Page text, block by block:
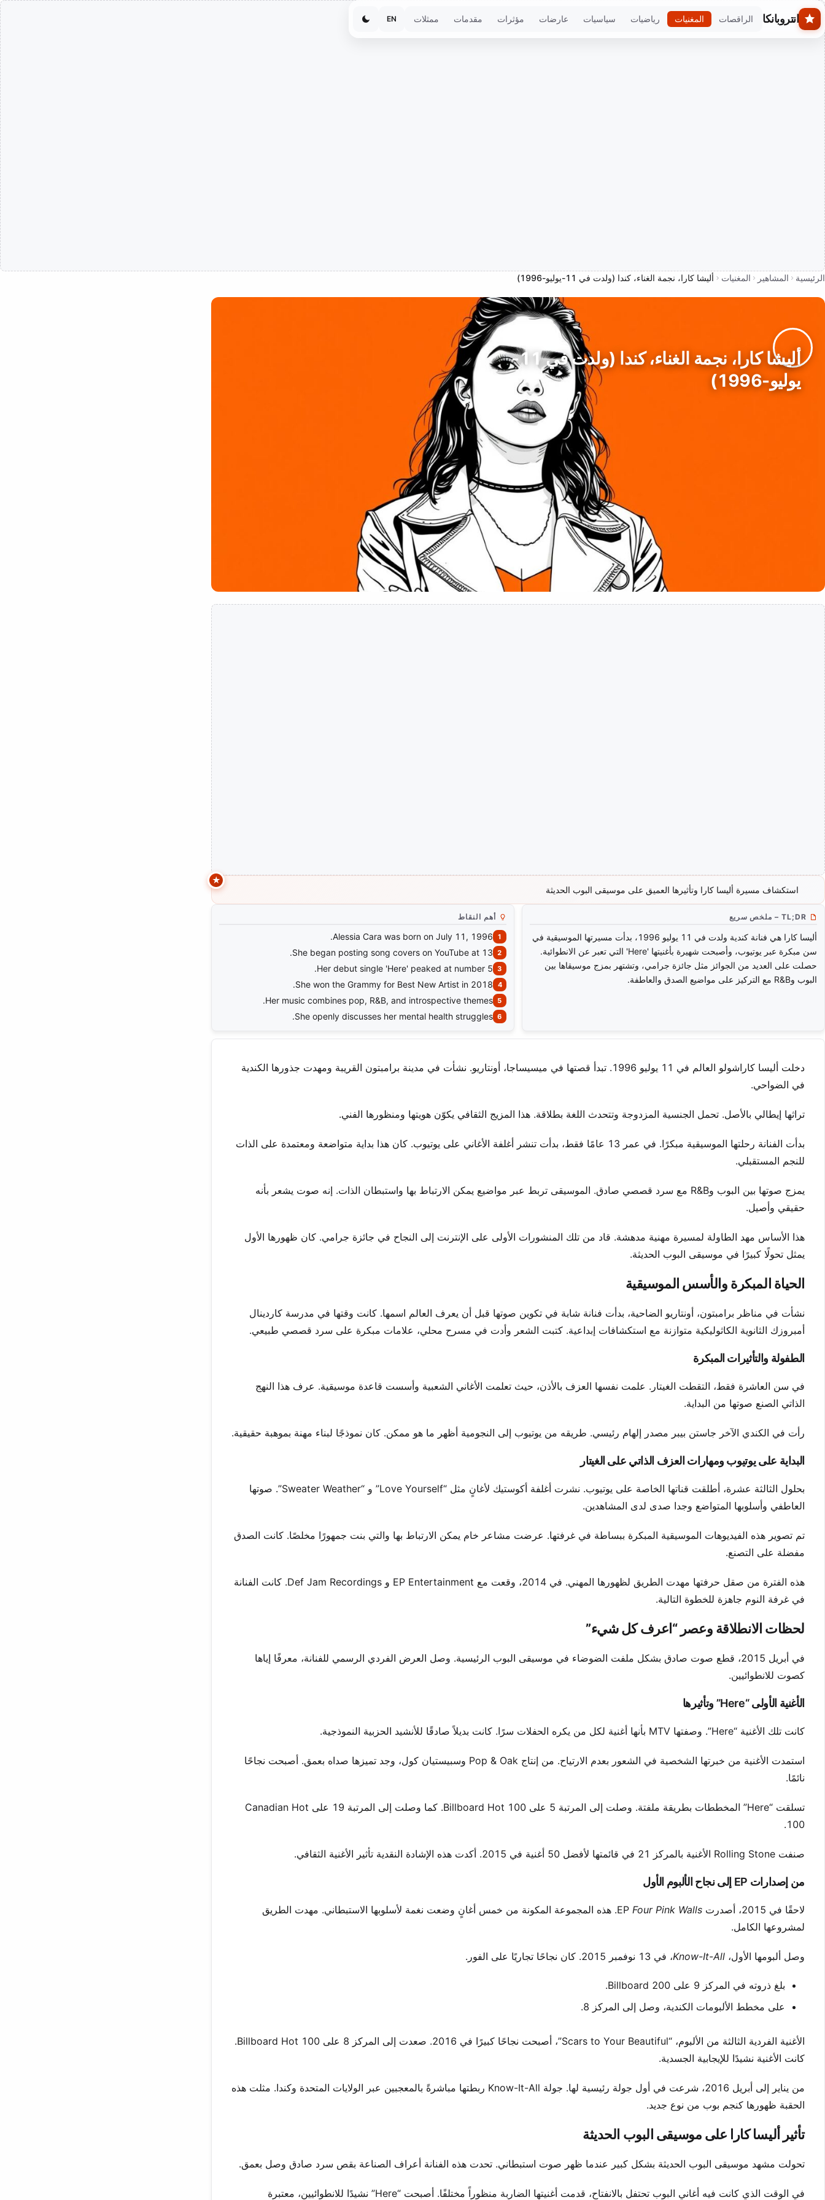
Skip to main content
انتروبانكا الراقصات المغنيات رياضيات سياسيات عارضات مؤثرات مقدمات ممثلات EN
الرئيسية المشاهير المغنيات أليشا كارا، نجمة الغناء، كندا (ولدت في 11-يوليو-1996)
أليشا كارا، نجمة الغناء، كندا (ولدت في 11-
يوليو-1996)
استكشاف مسيرة أليسا كارا وتأثيرها العميق على موسيقى البوب الحديثة
TL;DR – ملخص سريع
أليسا كارا هي فنانة كندية ولدت في 11 يوليو 1996، بدأت مسيرتها الموسيقية في
سن مبكرة عبر يوتيوب، وأصبحت شهيرة بأغنيتها 'Here' التي تعبر عن الانطوائية.
حصلت على العديد من الجوائز مثل جائزة جرامي، وتشتهر بمزج موسيقاها بين
البوب وR&B مع التركيز على مواضيع الصدق والعاطفة.
أهم النقاط
Alessia Cara was born on July 11, 1996.
She began posting song covers on YouTube at 13.
Her debut single 'Here' peaked at number 5.
She won the Grammy for Best New Artist in 2018.
Her music combines pop, R&B, and introspective themes.
She openly discusses her mental health struggles.
دخلت أليسا كاراشولو العالم في 11 يوليو 1996. تبدأ قصتها في ميسيساجا، أونتاريو. نشأت في مدينة برامبتون القريبة ومهدت جذورها الكندية
في الضواحي.
تراثها إيطالي بالأصل. تحمل الجنسية المزدوجة وتتحدث اللغة بطلاقة. هذا المزيج الثقافي يكوّن هويتها ومنظورها الفني.
بدأت الفنانة رحلتها الموسيقية مبكرًا. في عمر 13 عامًا فقط، بدأت تنشر أغلفة الأغاني على يوتيوب. كان هذا بداية متواضعة ومعتمدة على الذات
للنجم المستقبلي.
يمزج صوتها بين البوب وR&B مع سرد قصصي صادق. الموسيقى تربط عبر مواضيع يمكن الارتباط بها واستبطان الذات. إنه صوت يشعر بأنه
حقيقي وأصيل.
هذا الأساس مهد الطاولة لمسيرة مهنية مدهشة. قاد من تلك المنشورات الأولى على الإنترنت إلى النجاح في جائزة جرامي. كان ظهورها الأول
يمثل تحولًا كبيرًا في موسيقى البوب الحديثة.
الحياة المبكرة والأسس الموسيقية
نشأت في مناظر برامبتون، أونتاريو الضاحية، بدأت فنانة شابة في تكوين صوتها قبل أن يعرف العالم اسمها. كانت وقتها في مدرسة كاردينال
أمبروزك الثانوية الكاثوليكية متوازنة مع استكشافات إبداعية. كتبت الشعر وأدت في مسرح محلي، علامات مبكرة على سرد قصصي طبيعي.
الطفولة والتأثيرات المبكرة
في سن العاشرة فقط، التقطت الغيتار. علمت نفسها العزف بالأذن، حيث تعلمت الأغاني الشعبية وأسست قاعدة موسيقية. عرف هذا النهج
الذاتي الصنع صوتها من البداية.
رأت في الكندي الآخر جاستن بيبر مصدر إلهام رئيسي. طريقه من يوتيوب إلى النجومية أظهر ما هو ممكن. كان نموذجًا لبناء مهنة بموهبة حقيقية.
البداية على يوتيوب ومهارات العزف الذاتي على الغيتار
بحلول الثالثة عشرة، أطلقت قناتها الخاصة على يوتيوب. نشرت أغلفة أكوستيك لأغانٍ مثل “Love Yourself” و “Sweater Weather”. صوتها
العاطفي وأسلوبها المتواضع وجدا صدى لدى المشاهدين.
تم تصوير هذه الفيديوهات الموسيقية المبكرة ببساطة في غرفتها. عرضت مشاعر خام يمكن الارتباط بها والتي بنت جمهورًا مخلصًا. كانت الصدق
مفضلة على التصنع.
هذه الفترة من صقل حرفتها مهدت الطريق لظهورها المهني. في 2014، وقعت مع EP Entertainment و Def Jam Recordings. كانت الفنانة
في غرفة النوم جاهزة للخطوة التالية.
لحظات الانطلاقة وعصر “اعرف كل شيء”
في أبريل 2015، قطع صوت صادق بشكل ملفت الضوضاء في موسيقى البوب الرئيسية. وصل العرض الفردي الرسمي للفنانة، معرفًا إياها
كصوت للانطوائيين.
الأغنية الأولى “Here” وتأثيرها
كانت تلك الأغنية “Here”. وصفتها MTV بأنها أغنية لكل من يكره الحفلات سرًا. كانت بديلاً صادقًا للأنشيد الحزبية النموذجية.
استمدت الأغنية من خبرتها الشخصية في الشعور بعدم الارتياح. من إنتاج Pop & Oak وسبيستيان كول، وجد تميزها صداه بعمق. أصبحت نجاحًا
نائمًا.
تسلقت “Here” المخططات بطريقة ملفتة. وصلت إلى المرتبة 5 على Billboard Hot 100. كما وصلت إلى المرتبة 19 على Canadian Hot
100.
صنفت Rolling Stone الأغنية بالمركز 21 في قائمتها لأفضل 50 أغنية في 2015. أكدت هذه الإشادة النقدية تأثير الأغنية الثقافي.
من إصدارات EP إلى نجاح الألبوم الأول
لاحقًا في 2015، أصدرت EP Four Pink Walls
. هذه المجموعة المكونة من خمس أغانٍ وضعت نغمة لأسلوبها الاستبطاني. مهدت الطريق
لمشروعها الكامل.
وصل ألبومها الأول، Know-It-All، في 13 نوفمبر 2015. كان نجاحًا تجاريًا على الفور.
بلغ ذروته في المركز 9 على Billboard 200.
على مخطط الألبومات الكندية، وصل إلى المركز 8.
الأغنية الفردية الثالثة من الألبوم، “Scars to Your Beautiful”، أصبحت نجاحًا كبيرًا في 2016. صعدت إلى المركز 8 على Billboard Hot 100.
كانت الأغنية نشيدًا للإيجابية الجسدية.
من يناير إلى أبريل 2016، شرعت في أول جولة رئيسية لها. جولة Know-It-All ربطتها مباشرةً بالمعجبين عبر الولايات المتحدة وكندا. مثلت هذه
الحقبة ظهورها كنجم بوب من نوع جديد.
تأثير أليسا كارا على موسيقى البوب الحديثة
تحولت مشهد موسيقى البوب الحديثة بشكل كبير عندما ظهر صوت استبطاني. تحدت هذه الفنانة أعراف الصناعة بقص سرد صادق وصل بعمق.
في الوقت الذي كانت فيه أغاني البوب تحتفل بالانفتاح، قدمت أغنيتها الضاربة منظوراً مختلفًا. أصبحت “Here” نشيدًا للانطوائيين، معتبرة